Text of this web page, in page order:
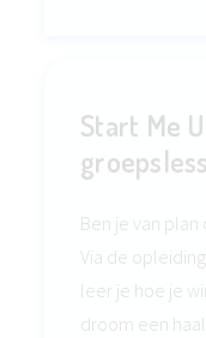
Start Me
Ben je van plan
Via de
leer je hoe je
droom een